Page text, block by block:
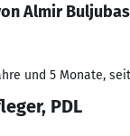
Almir
und 5 Monate,
PDL